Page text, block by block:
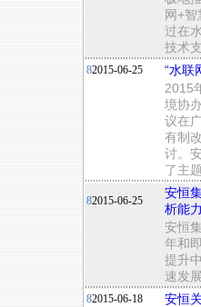
网+
过在
技术
82015-06-25
“水联
2015
境协
议在
有制
讨。
了主
82015-06-25
安恒
析能
安恒
年和
提升
速发
82015-06-18
安恒